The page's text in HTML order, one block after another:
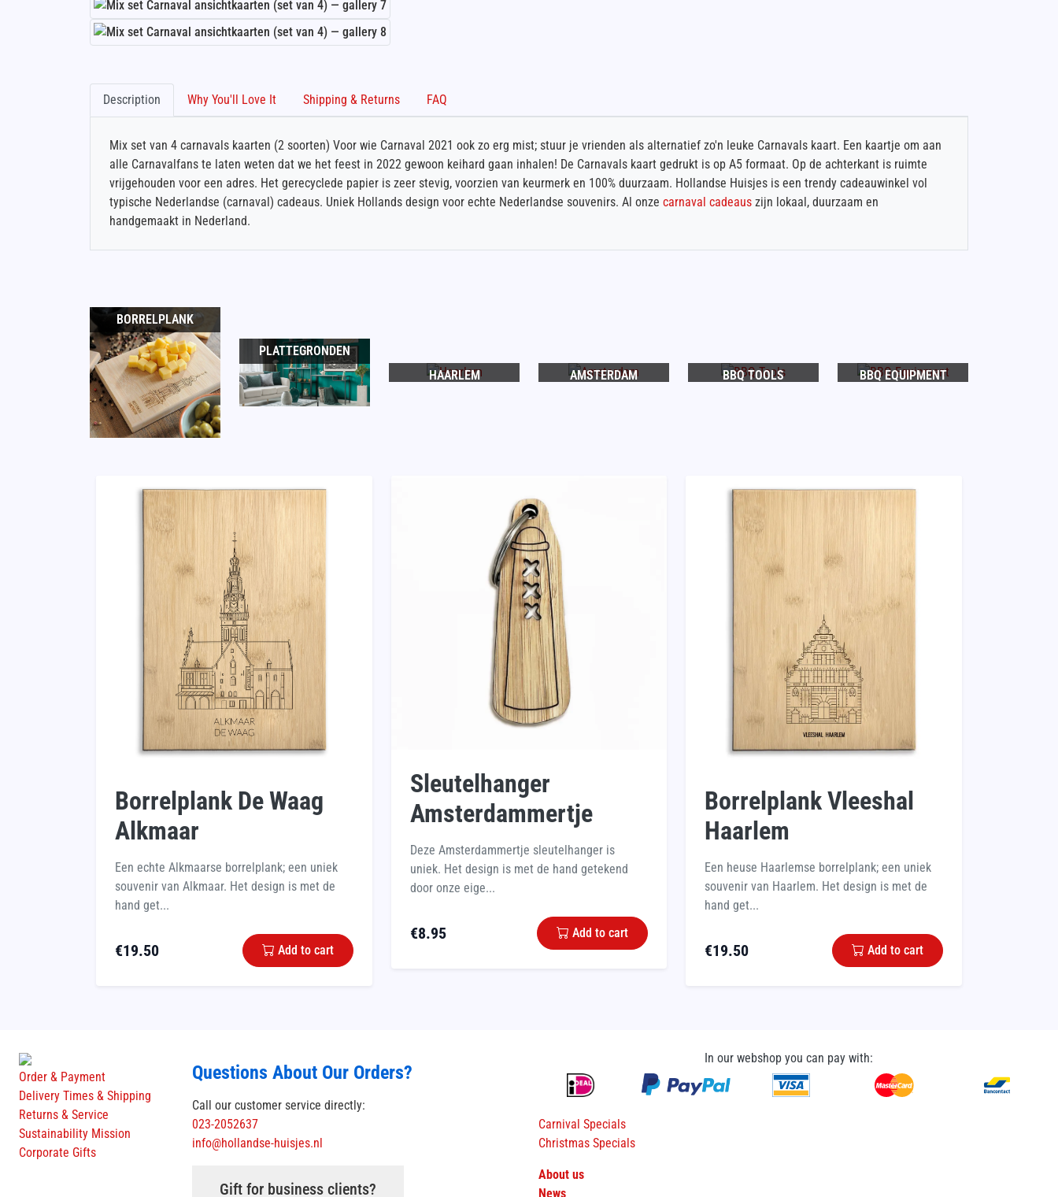
Description Why You'll Love It Shipping & Returns FAQ
Mix set van 4 carnavals kaarten (2 soorten) Voor wie Carnaval 2021 ook zo erg mist; stuur je vrienden als alternatief zo'n leuke Carnavals kaart. Een kaartje om aan
alle Carnavalfans te laten weten dat we het feest in 2022 gewoon keihard gaan inhalen! De Carnavals kaart gedrukt is op A5 formaat. Op de achterkant is ruimte
vrijgehouden voor een adres. Het gerecyclede papier is zeer stevig, voorzien van keurmerk en 100% duurzaam. Hollandse Huisjes is een trendy cadeauwinkel vol
typische Nederlandse (carnaval) cadeaus. Uniek Hollands design voor echte Nederlandse souvenirs. Al onze carnaval cadeaus zijn lokaal, duurzaam en
handgemaakt in Nederland.
BORRELPLANK
PLATTEGRONDEN
HAARLEM
AMSTERDAM BBQ TOOLS BBQ EQUIPMENT
Borrelplank De Waag
Alkmaar
Een echte Alkmaarse borrelplank; een uniek
souvenir van Alkmaar. Het design is met de
hand get...
€19.50 Add to cart
Sleutelhanger
Amsterdammertje
Deze Amsterdammertje sleutelhanger is
uniek. Het design is met de hand getekend
door onze eige...
€8.95 Add to cart
Borrelplank Vleeshal
Haarlem
Een heuse Haarlemse borrelplank; een uniek
souvenir van Haarlem. Het design is met de
hand get...
€19.50 Add to cart
Order & Payment
Delivery Times & Shipping
Returns & Service
Sustainability Mission
Corporate Gifts
Questions About Our Orders?
Call our customer service directly:
023-2052637
info@hollandse-huisjes.nl
Gift for business clients?
In our webshop you can pay with:
Carnival Specials
Christmas Specials
About us
News